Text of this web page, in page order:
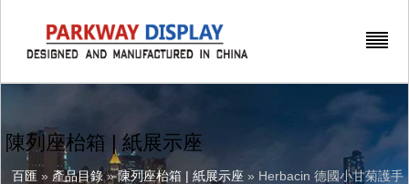
陳列座枱箱 | 紙展示座
百匯 » 產品目錄»陳列座枱箱 | 紙展示座 » Herbacin 德國小甘菊護手